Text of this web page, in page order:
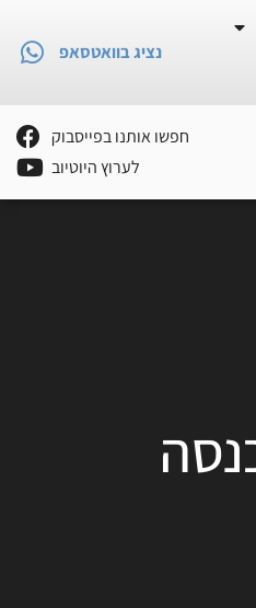
נציג בוואטסאפ
חפשו אותנו בפייסבוק
לערוץ היוטיוב